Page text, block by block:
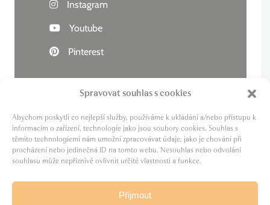
Spravovat souhlas s cookies
Abychom poskytli co nejlepší služby, používáme k ukládání a/nebo přístupu k
informacím o zařízení, technologie jako jsou soubory cookies. Souhlas s
těmito technologiemi nám umožní zpracovávat údaje, jako je chování při
procházení nebo jedinečná ID na tomto webu. Nesouhlas nebo odvolání
souhlasu může nepříznivě ovlivnit určité vlastnosti a funkce.
Přijmout
Instagram
Youtube
Pinterest
Živý kraj
Lázně zdraví
Cesta za pivem
MICE
Film Karlovy Vary